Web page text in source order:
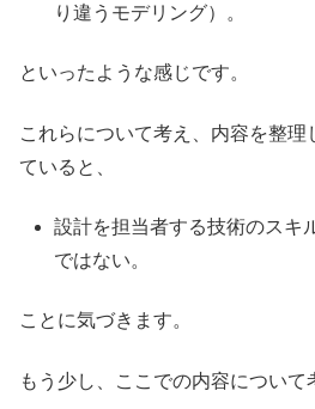
り違うモデリング）。
といったような感じです。
これらについて考え、内容を整理
ていると、
設計を担当者する技術のスキ
ではない。
ことに気づきます。
もう少し、ここでの内容について